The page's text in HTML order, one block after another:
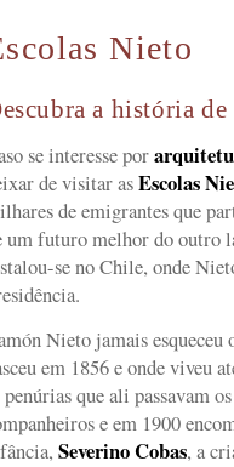
Nieto
a história
se interesse por
de visitar asEscolas
de emigrantes que
um futuro melhor do outro
se no Chile, onde
Nieto jamais esqueceu
em 1856 e onde viveu
penúrias que ali passavam
e em 1900
Severino Cobas, a